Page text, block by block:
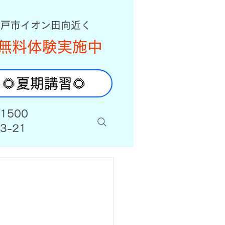
市イオン田向近く
料体験実施中
🌻夏期講習🌻
21